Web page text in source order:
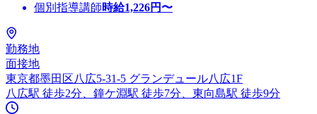
個別指導講師時給1,226円〜
勤務地
面接地
東京都墨田区八広5-31-5 グランデュール八広1F
八広駅 徒歩2分、鐘ケ淵駅 徒歩7分、東向島駅 徒歩9分